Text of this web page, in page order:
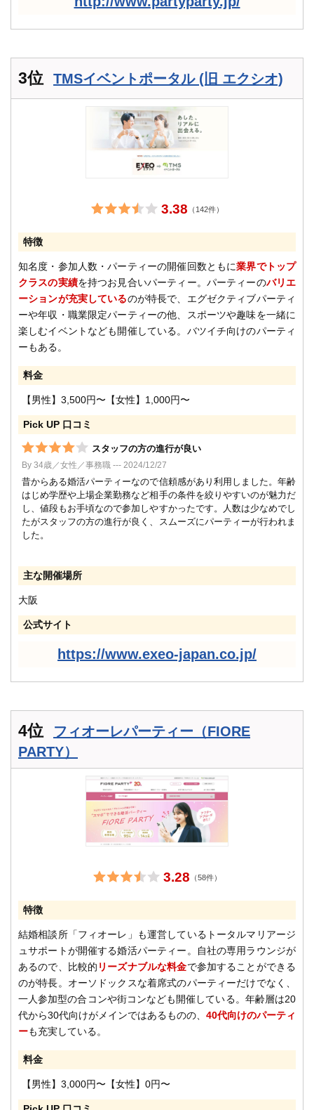
3位 TMSイベントポータル (旧 エクシオ)
3.38 （142件）
特徴
知名度・参加人数・パーティーの開催回数ともに業界でトップ
クラスの実績を持つお見合いパーティー。パーティーのバリエ
ーションが充実しているのが特長で、エグゼクティブパーティ
ーや年収・職業限定パーティーの他、スポーツや趣味を一緒に
楽しむイベントなども開催している。バツイチ向けのパーティ
ーもある。
料金
【男性】3,500円〜【女性】1,000円〜
Pick UP 口コミ
スタッフの方の進行が良い
By 34歳／女性／事務職 --- 2024/12/27
昔からある婚活パーティーなので信頼感があり利用しました。年齢
はじめ学歴や上場企業勤務など相手の条件を絞りやすいのが魅力だ
し、値段もお手頃なので参加しやすかったです。人数は少なめでし
たがスタッフの方の進行が良く、スムーズにパーティーが行われま
した。
主な開催場所
大阪
公式サイト
https://www.exeo-japan.co.jp/
4位
フィオーレパーティー（FIORE
PARTY）
3.28 （58件）
特徴
結婚相談所「フィオーレ」も運営しているトータルマリアージ
ュサポートが開催する婚活パーティー。自社の専用ラウンジが
あるので、比較的 リーズナブルな料金で参加することができる
のが特長。オーソドックスな着席式のパーティーだけでなく、
一人参加型の合コンや街コンなども開催している。年齢層は20
代から30代向けがメインではあるものの、 40代向けのパーティ
ーも充実している。
料金
【男性】3,000円〜【女性】0円〜